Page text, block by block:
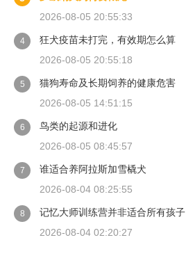
2026-08-05 20:55:33
4
狂犬疫苗未打完，有效期怎么算
2026-08-05 20:55:18
5
猫狗寿命及长期饲养的健康危害
2026-08-05 14:51:15
6
鸟类的起源和进化
2026-08-05 08:45:57
7
谁适合养阿拉斯加雪橇犬
2026-08-04 08:25:55
8
记忆大师训练营并非适合所有孩子
2026-08-04 02:20:27